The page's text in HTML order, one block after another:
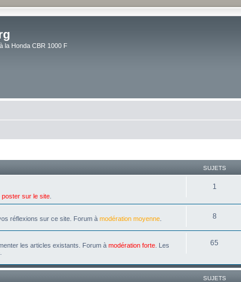
la Honda CBR 1000 F
SUJETS
poster sur le site
1
réflexions sur ce site. Forum à modération moyenne 8
les articles existants. Forum à modération forte . Les
65
SUJETS